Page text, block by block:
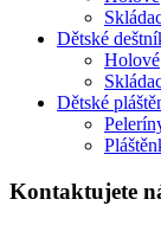
Dětské
Holové
Dětské
Kontaktujete